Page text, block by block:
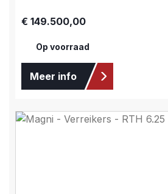
Normale prijs:
€ 149.500,00
Op voorraad
Meer info